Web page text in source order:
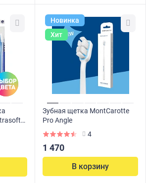
Новинка
Хит
Зубная щетка MontCarotte
Pro Angle
4
1 470
В корзину